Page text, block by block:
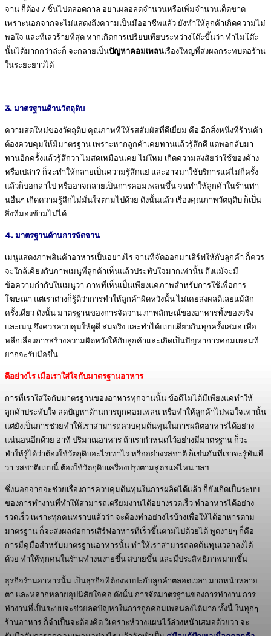
จาน ก็ต้อง 7 ชิ้นไปตลอดกาล อย่าเผลอลดจำนวนหรือเพิ่มจำนวนเด็ดขาด
เพราะนอกจากจะไม่แสดงถึงความเป็นมืออาชีพแล้ว ยังทำให้ลูกค้าเกิดความไม่
พอใจ และที่เลวร้ายที่สุด หากเกิดการเปรียบเทียบระหว่างโต๊ะขึ้นว่า ทำไมโต๊ะ
นั้นได้มากกว่าล่ะก็ จะกลายเป็นปัญหาคอมเพลนเรื่องใหญ่ที่ส่งผลกระทบต่อร้าน
ในระยะยาวได้
3. มาตรฐานด้านวัตถุดิบ
ความสดใหม่ของวัตถุดิบ คุณภาพที่ให้รสสัมผัสที่ดีเยี่ยม คือ อีกสิ่งหนึ่งที่ร้านค้า
ต้องควบคุมให้มีมาตรฐาน เพราะหากลูกค้าเคยทานแล้วรู้สึกดึ แต่พอกลับมา
ทานอีกครั้งแล้วรู้สึกว่า ไม่สดเหมือนเคย ไม่ใหม่ เกิดความสงสัยว่าใช้ของค้าง
หรือเปล่า? ก็จะทำให้กลายเป็นความรู้สึกแย่ และอาจมาใช้บริการแค่ไม่กี่ครั้ง
แล้วก็บอกลาไป หรืออาจกลายเป็นการคอมเพลนขึ้น จนทำให้ลูกค้าในร้านท่า
นอื่นๆ เกิดความรู้สึกไม่มั่นใจตามไปด้วย ดังนั้นแล้ว เรื่องคุณภาพวัตถุดิบ ก็เป็น
สิ่งที่มองข้ามไม่ได้
4. มาตรฐานด้านการจัดจาน
เมนูแสดงภาพสินค้าอาหารเป็นอย่างไร จานที่จัดออกมาเสิร์ฟให้กับลูกค้า ก็ควร
จะใกล้เคียงกับภาพเมนูที่ลูกค้าเห็นแล้วประทับใจมากเท่านั้น ถึงแม้จะมี
ข้อความกำกับในเมนูว่า ภาพที่เห็นเป็นเพียงแค่ภาพสำหรับการใช้เพื่อการ
โฆษณา แต่เราต่างก็รู้ดีว่าการทำให้ลูกค้าผิดหวังนั้น ไม่เคยส่งผลดีเลยแม้สัก
ครั้งเดียว ดังนั้น มาตรฐานของการจัดจาน ภาพลักษณ์ของอาหารทั้งของจริง
และเมนู จึงควรควบคุมให้ดูดี สมจริง และทำได้แบบเดียวกันทุกครั้งเสมอ เพื่อ
หลีกเลี่ยงการสร้างความผิดหวังให้กับลูกค้าและเกิดเป็นปัญหาการคอมเพลนที่
ยากจะรับมือขึ้น
ดีอย่างไร เมื่อเราใส่ใจกับมาตรฐานอาหาร
การที่เราใส่ใจกับมาตรฐานของอาหารทุกจานนั้น ข้อดีไม่ได้มีเพียงแค่ทำให้
ลูกค้าประทับใจ ลดปัญหาด้านการถูกคอมเพลน หรือทำให้ลูกค้าไม่พอใจเท่านั้น
แต่ยังเป็นการช่วยทำให้เราสามารถควบคุมต้นทุนในการผลิตอาหารได้อย่าง
แน่นอนอีกด้วย อาทิ ปริมาณอาหาร ถ้าเรากำหนดไว้อย่างมีมาตรฐาน ก็จะ
ทำให้รู้ได้ว่าต้องใช้วัตถุดิบอะไรเท่าไร หรืออย่างรสชาติ ก็เช่นกันที่เราจะรู้ทันที
ว่า รสชาติแบบนี้ ต้องใช้วัตถุดิบเครื่องปรุงตามสูตรแค่ไหน ฯลฯ
ซึ่งนอกจากจะช่วยเรื่องการควบคุมต้นทุนในการผลิตได้แล้ว ก็ยังเกิดเป็นระบบ
ของการทำงานที่ทำให้สามารถเตรียมงานได้อย่างรวดเร็ว ทำอาหารได้อย่าง
รวดเร็ว เพราะทุกคนทราบแล้วว่า จะต้องทำอย่างไรบ้างเพื่อให้ได้อาหารตาม
มาตรฐาน ก็จะส่งผลต่อการเสิร์ฟอาหารที่เร็วขึ้นตามไปด้วยได้ พูดง่ายๆ ก็คือ
การมีคู่มือสำหรับมาตรฐานอาหารนั้น ทำให้เราสามารถลดต้นทุนเวลาลงได้
ด้วย ทำให้ทุกคนในร้านทำงนง่ายขึ้น สบายขึ้น และมีประสิทธิภาพมากขึ้น
ธุรกิจร้านอาหารนั้น เป็นธุรกิจที่ต้องพบปะกับลูกค้าตลอดเวลา มากหน้าหลาย
ตา และหลากหลายอุปนิสัยใจคอ ดังนั้น การจัดมาตรฐานของการทำงาน การ
ทำงานที่เป็นระบบจะช่วยลดปัญหาในการถูกคอมเพลนลงได้มาก ทั้งนี้ ในทุกๆ
ร้านอาหาร ก็จำเป็นจะต้องคิด วิเคราะห์วางแผนไว้ล่วงหน้าเสมอด้วยว่า จะ